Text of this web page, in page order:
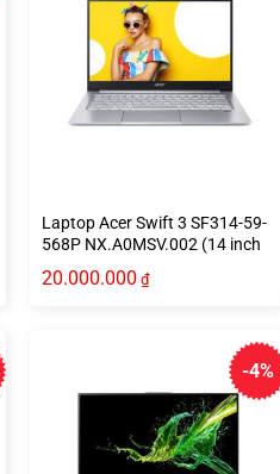
Laptop Acer Swift 3 SF314-59-
568P NX.A0MSV.002 (14 inch
FHD | i5 1135G7 | RAM 8GB |
SSD 1TB | Win 10 | Grey)
20.000.000 ₫
-4%